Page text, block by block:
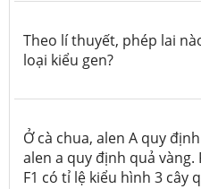
Theo lí thuyết, phép lai
loại kiểu gen?
Ở cà chua, alen A quy
alen a quy định quả vàng.
F1 có tỉ lệ kiểu hình 3 cây